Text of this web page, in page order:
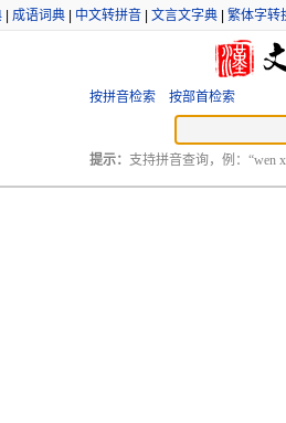
成语词典 中文转拼音 文言文字典 繁体字转
按拼音检索 按部首检索
提示： 支持拼音查询，例：“wen